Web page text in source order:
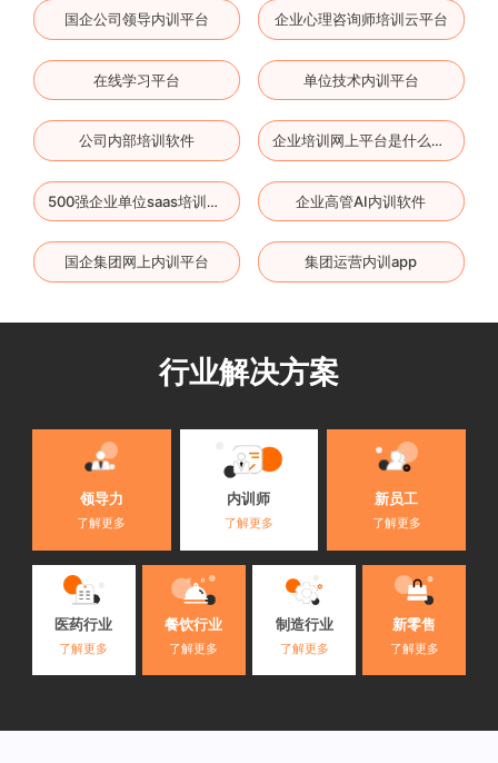
国企公司领导内训平台 企业心理咨询师培训云平台
在线学习平台 单位技术内训平台
公司内部培训软件 企业培训网上平台是什么软件
500强企业单位saas培训系统 企业高管AI内训软件
国企集团网上内训平台 集团运营内训app
行业解决方案
领导力
了解更多
内训师
了解更多
新员工
了解更多
医药行业
了解更多
餐饮行业
了解更多
制造行业
了解更多
新零售
了解更多